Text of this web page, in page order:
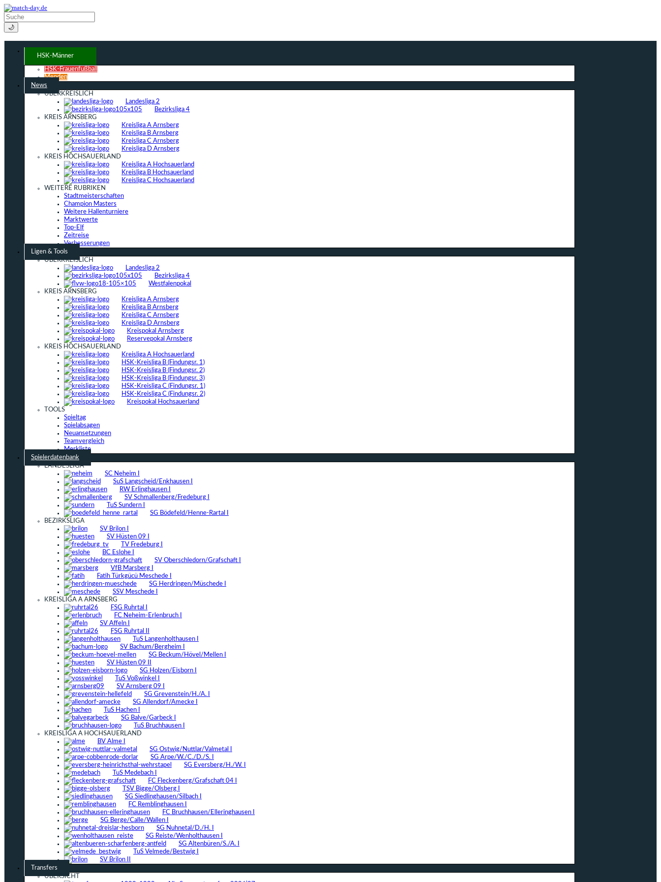
🌙
HSK-Männer
HSK-Frauenfußball
Menden
News
ÜBERKREISLICH
Landesliga 2
Bezirksliga 4
KREIS ARNSBERG
Kreisliga A Arnsberg
Kreisliga B Arnsberg
Kreisliga C Arnsberg
Kreisliga D Arnsberg
KREIS HOCHSAUERLAND
Kreisliga A Hochsauerland
Kreisliga B Hochsauerland
Kreisliga C Hochsauerland
WEITERE RUBRIKEN
Stadtmeisterschaften
Champion Masters
Weitere Hallenturniere
Marktwerte
Top-Elf
Zeitreise
Verbesserungen
Ligen & Tools
ÜBERKREISLICH
Landesliga 2
Bezirksliga 4
Westfalenpokal
KREIS ARNSBERG
Kreisliga A Arnsberg
Kreisliga B Arnsberg
Kreisliga C Arnsberg
Kreisliga D Arnsberg
Kreispokal Arnsberg
Reservepokal Arnsberg
KREIS HOCHSAUERLAND
Kreisliga A Hochsauerland
HSK-Kreisliga B (Findungsr. 1)
HSK-Kreisliga B (Findungsr. 2)
HSK-Kreisliga B (Findungsr. 3)
HSK-Kreisliga C (Findungsr. 1)
HSK-Kreisliga C (Findungsr. 2)
Kreispokal Hochsauerland
TOOLS
Spieltag
Spielabsagen
Neuansetzungen
Teamvergleich
Merkliste
Spielerdatenbank
LANDESLIGA
SC Neheim I
SuS Langscheid/Enkhausen I
RW Erlinghausen I
SV Schmallenberg/Fredeburg I
TuS Sundern I
SG Bödefeld/Henne-Rartal I
BEZIRKSLIGA
SV Brilon I
SV Hüsten 09 I
TV Fredeburg I
BC Eslohe I
SV Oberschledorn/Grafschaft I
VfB Marsberg I
Fatih Türkgücü Meschede I
SG Herdringen/Müschede I
SSV Meschede I
KREISLIGA A ARNSBERG
FSG Ruhrtal I
FC Neheim-Erlenbruch I
SV Affeln I
FSG Ruhrtal II
TuS Langenholthausen I
SV Bachum/Bergheim I
SG Beckum/Hövel/Mellen I
SV Hüsten 09 II
SG Holzen/Eisborn I
TuS Voßwinkel I
SV Arnsberg 09 I
SG Grevenstein/H./A. I
SG Allendorf/Amecke I
TuS Hachen I
SG Balve/Garbeck I
TuS Bruchhausen I
KREISLIGA A HOCHSAUERLAND
BV Alme I
SG Ostwig/Nuttlar/Valmetal I
SG Arpe/W./C./D./S. I
SG Eversberg/H./W. I
TuS Medebach I
FC Fleckenberg/Grafschaft 04 I
TSV Bigge/Olsberg I
SG Siedlinghausen/Silbach I
FC Remblinghausen I
FC Bruchhausen/Elleringhausen I
SG Berge/Calle/Wallen I
SG Nuhnetal/D./H. I
SG Reiste/Wenholthausen I
SG Altenbüren/S./A. I
TuS Velmede/Bestwig I
SV Brilon II
Transfers
ÜBERSICHT